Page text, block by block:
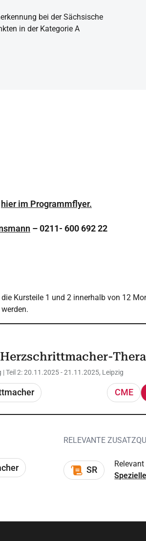
bei der Sächsische
in der Kategorie A
hier im Programmflyer.
– 0211- 600 692 22
Kursteile 1 und 2 innerhalb von 12
|Teil 2: 20.11.2025 - 21.11.2025, Leipzig
CME
RELEVANTE
SR